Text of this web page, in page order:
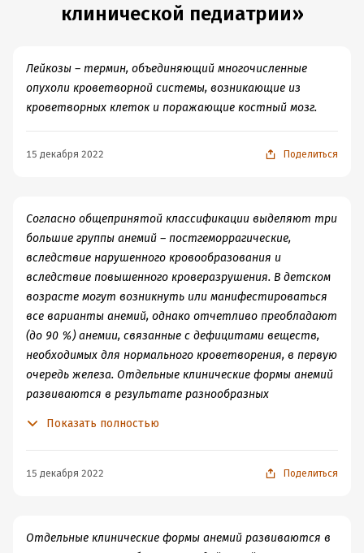
клинической педиатрии»
Лейкозы – термин, объединяющий многочисленные
опухоли кроветворной системы, возникающие из
кроветворных клеток и поражающие костный мозг.
15 декабря 2022 Поделиться
Согласно общепринятой классификации выделяют три
большие группы анемий – постгеморрагические,
вследствие нарушенного кровообразования и
вследствие повышенного кроверазрушения. В детском
возрасте могут возникнуть или манифестироваться
все варианты анемий, однако отчетливо преобладают
(до 90 %) анемии, связанные с дефицитами веществ,
необходимых для нормального кроветворения, в первую
очередь железа. Отдельные клинические формы анемий
развиваются в результате разнообразных
степени их окрашивания и цветовому показателю, а
периферической крови. В зависимости от снижения
уровня гемоглобина различают также легкую (Нb 90—
Показать полностью
15 декабря 2022 Поделиться
Отдельные клинические формы анемий развиваются в